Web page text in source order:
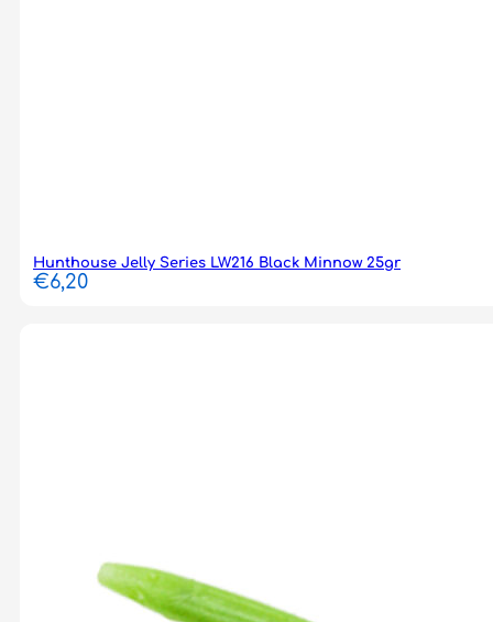
Hunthouse Jelly Series LW216 Black Minnow 25gr
€6,20